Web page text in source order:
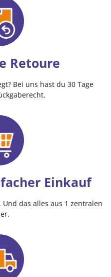
Retoure
Bei uns hast du 30 Tage
Einkauf
das alles aus 1 zentralen